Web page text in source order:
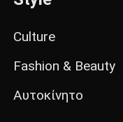
Culture
Fashion & Beauty
Αυτοκίνητο